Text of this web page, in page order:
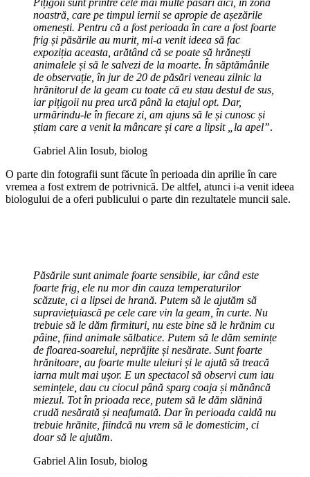
noastră, care pe timpul iernii se apropie de așezările
omenești. Pentru că a fost perioada în care a fost foarte
frig și păsările au murit, mi-a venit ideea să fac
expoziția aceasta, arătând că se poate să hrănești
animalele și să le salvezi de la moarte. În săptămânile
de observație, în jur de 20 de păsări veneau zilnic la
hrănitorul de la geam cu toate că eu stau destul de sus,
iar pițigoii nu prea urcă până la etajul opt. Dar,
urmărindu-le în fiecare zi, am ajuns să le și cunosc și
știam care a venit la mâncare și care a lipsit „la apel”.
Gabriel Alin Iosub, biolog
O parte din fotografii sunt făcute în perioada din aprilie în care
vremea a fost extrem de potrivnică. De altfel, atunci i-a venit ideea
biologului de a oferi publicului o parte din rezultatele muncii sale.
Păsările sunt animale foarte sensibile, iar când este
foarte frig, ele nu mor din cauza temperaturilor
scăzute, ci a lipsei de hrană. Putem să le ajutăm să
supraviețuiască pe cele care vin la geam, în curte. Nu
trebuie să le dăm firmituri, nu este bine să le hrănim cu
pâine, fiind animale sălbatice. Putem să le dăm semințe
de floarea-soarelui, neprăjite și nesărate. Sunt foarte
hrănitoare, au foarte multe uleiuri și le ajută să treacă
iarna mult mai ușor. E un spectacol să observi cum iau
semințele, dau cu ciocul până sparg coaja și mănâncă
miezul. Tot în prioada rece, putem să le dăm slănină
crudă nesărată și neafumată. Dar în perioada caldă nu
trebuie hrănite, fiindcă nu vrem să le domesticim, ci
doar să le ajutăm.
Gabriel Alin Iosub, biolog